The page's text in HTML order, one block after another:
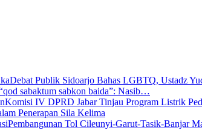
Debat Publik Sidoarjo Bahas LGBTQ, Ustadz
sabaktum sabkon baida”: Nasib…
Komisi IV DPRD Jabar Tinjau Program Listrik
Penerapan Sila Kelima
Pembangunan Tol Cileunyi-Garut-Tasik-Banjar